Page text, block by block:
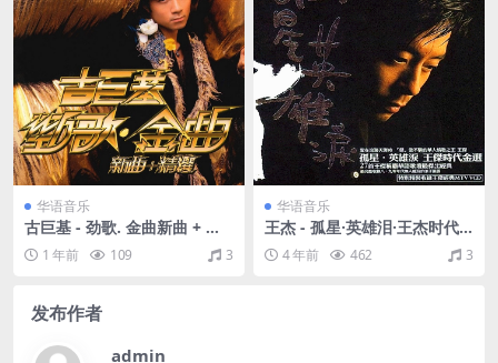
华语音乐
古巨基 - 劲歌. 金曲新曲 + 精
选（2005/FLAC/分轨/488
M）1 年前 109 3
华语音乐
王杰 - 孤星·英雄泪·王杰时代
金选（2003/FLAC/分轨/816
M）4 年前 462 3
发布作者
admin